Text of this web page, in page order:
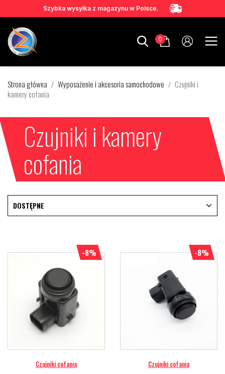
Szybka wysyłka z magazynu w Polsce.
0
Strona główna Wyposażenie i akcesoria samochodowe
Czujniki i
kamery cofania
Czujniki i kamery
cofania
DOSTĘPNE
Czujniki cofania
-8%
Czujniki cofania
-8%